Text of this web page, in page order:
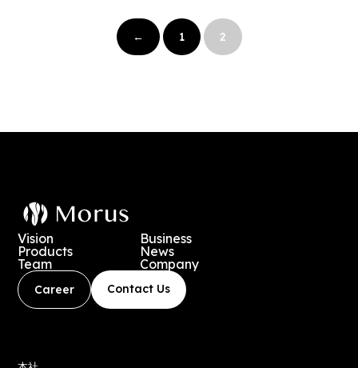
← 1 2
Vision
Business
Products
News
Team
Company
Career Contact Us